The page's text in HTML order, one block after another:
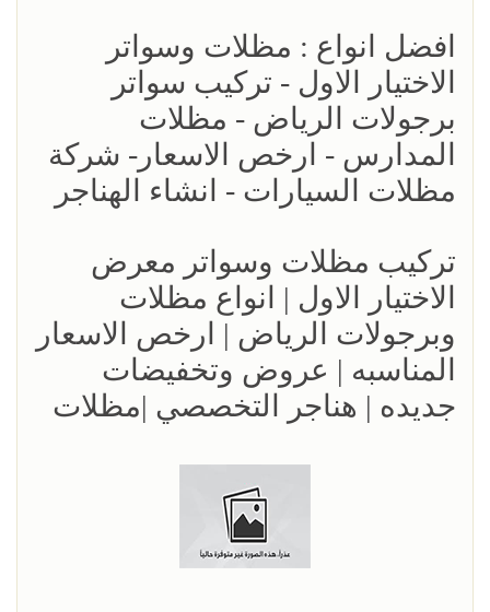
افضل انواع : مظلات وسواتر
الاختيار الاول - تركيب سواتر
برجولات الرياض - مظلات
المدارس - ارخص الاسعار- شركة
مظلات السيارات - انشاء الهناجر
تركيب مظلات وسواتر معرض
الاختيار الاول | انواع مظلات
وبرجولات الرياض | ارخص الاسعار
المناسبه | عروض وتخفيضات
جديده | هناجر التخصصي |مظلات